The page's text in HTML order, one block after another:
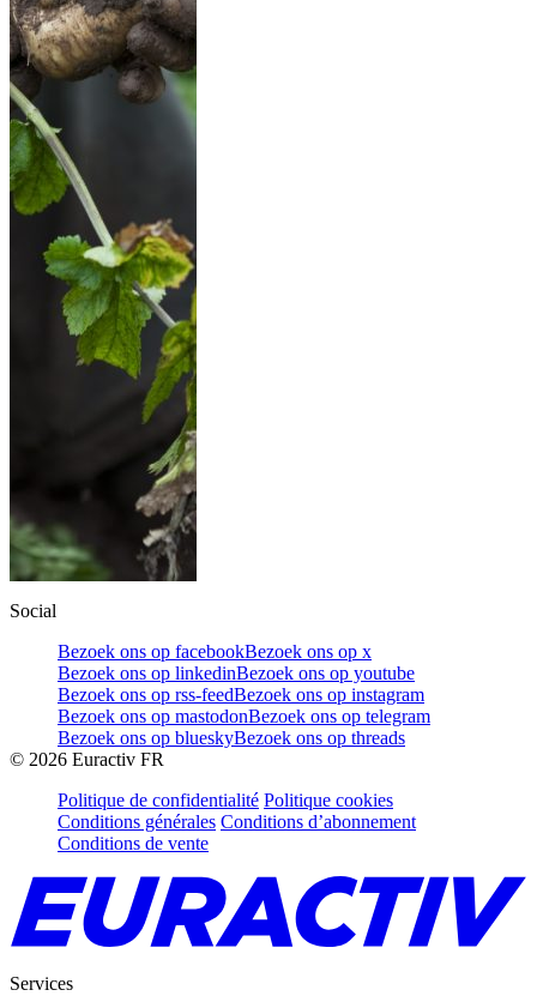
Social
Bezoek ons op facebookBezoek ons op x
Bezoek ons op linkedinBezoek ons op youtube
Bezoek ons op rss-feedBezoek ons op instagram
Bezoek ons op mastodonBezoek ons op telegram
Bezoek ons op blueskyBezoek ons op threads
© 2026 Euractiv FR
Politique de confidentialité Politique cookies
Conditions générales Conditions d’abonnement
Conditions de vente
Services